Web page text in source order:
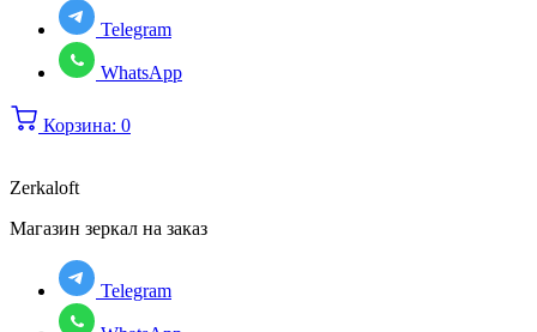
Telegram
WhatsApp
Корзина: 0
Zerkaloft
Магазин зеркал на заказ
Telegram